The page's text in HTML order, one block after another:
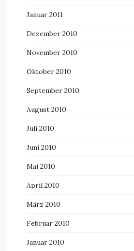
Januar 2011
Dezember 2010
November 2010
Oktober 2010
September 2010
August 2010
Juli 2010
Juni 2010
Mai 2010
April 2010
März 2010
Februar 2010
Januar 2010